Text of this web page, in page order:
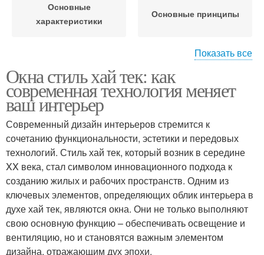
Основные
характеристики
Основные принципы
Общие особенности Основные элементы
Функциональные
особенности
Основные виды
Фундаментальные
особенности
Показать все
Окна стиль хай тек: как
современная технология меняет
ваш интерьер
Современный дизайн интерьеров стремится к
сочетанию функциональности, эстетики и передовых
технологий. Стиль хай тек, который возник в середине
XX века, стал символом инновационного подхода к
созданию жилых и рабочих пространств. Одним из
ключевых элементов, определяющих облик интерьера в
духе хай тек, являются окна. Они не только выполняют
свою основную функцию – обеспечивать освещение и
вентиляцию, но и становятся важным элементом
дизайна, отражающим дух эпохи.